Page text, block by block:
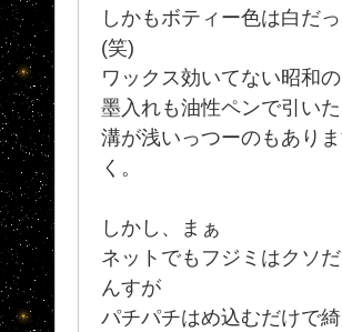
しかもボティー色は白だ
(笑)
ワックス効いてない昭和
墨入れも油性ペンで引い
溝が浅いっつーのもあり
く。
しかし、まぁ
ネットでもフジミはクソ
んすが
パチパチはめ込むだけで